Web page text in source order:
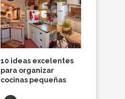
10 ideas excelentes
para organizar
cocinas pequeñas